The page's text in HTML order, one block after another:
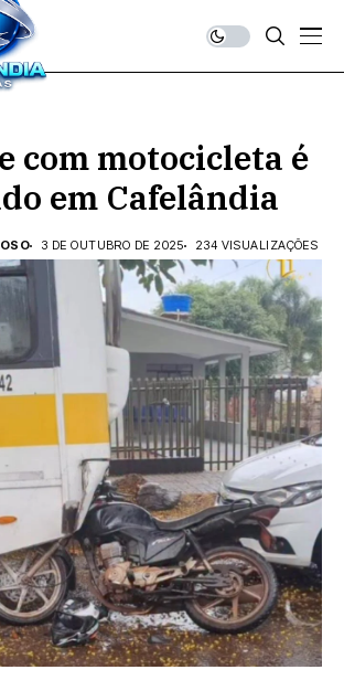
com motocicleta é
em Cafelândia
3 DE OUTUBRO DE 2025 234 VISUALIZAÇÕES